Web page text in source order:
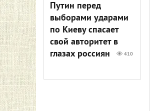
Путин перед
выборами ударами
по Киеву спасает
свой авторитет в
глазах россиян
410